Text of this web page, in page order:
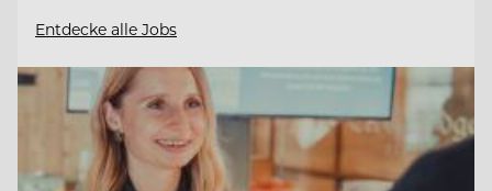
Entdecke alle Jobs